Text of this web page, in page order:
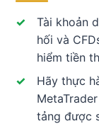
Tài khoản
hối và
hiểm tiền
Hãy thực
tảng được